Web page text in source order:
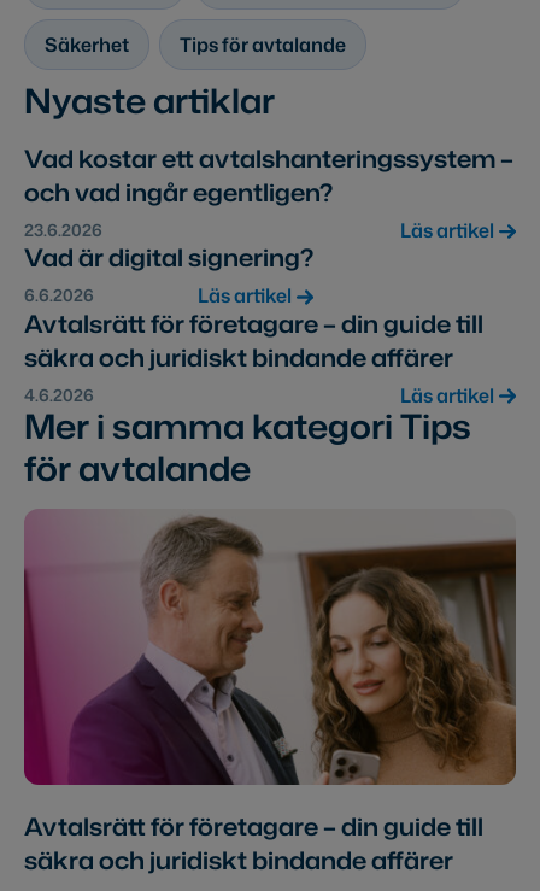
Säkerhet Tips för avtalande
Nyaste artiklar
Vad kostar ett avtalshanteringssystem –
och vad ingår egentligen?
23.6.2026 Läs artikel
Vad är digital signering?
6.6.2026 Läs artikel
Avtalsrätt för företagare – din guide till
säkra och juridiskt bindande affärer
4.6.2026 Läs artikel
Mer i samma kategori Tips
för avtalande
Avtalsrätt för företagare – din guide till
säkra och juridiskt bindande affärer